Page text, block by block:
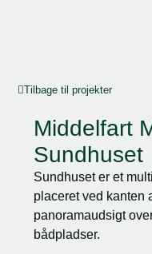
Tilbage til projekter
Middelfart
Sundhuset
Sundhuset er et
placeret ved kanten
panoramaudsigt
bådpladser.